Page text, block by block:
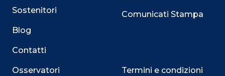
Sostenitori
Blog
Contatti
Osservatori
Comunicati Stampa
Termini e condizioni